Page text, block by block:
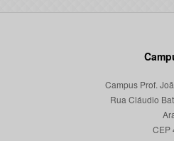
Campus Prof.
Rua Cláudio
CEP